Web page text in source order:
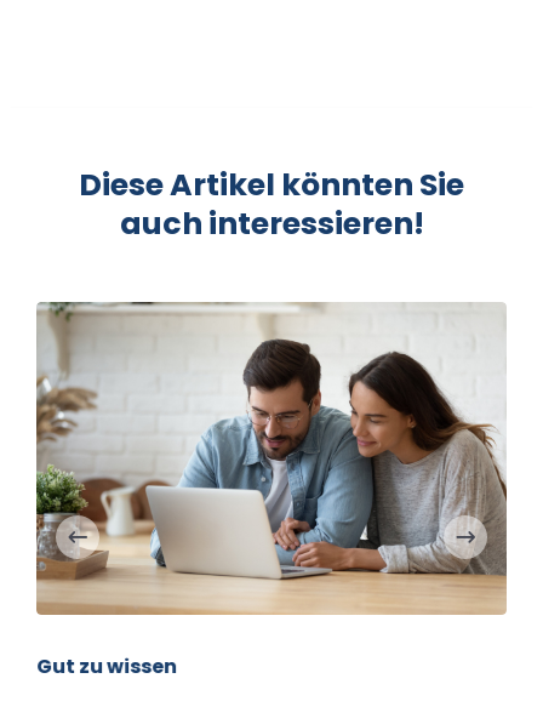
Diese Artikel könnten Sie
auch interessieren!
Gut zu wissen